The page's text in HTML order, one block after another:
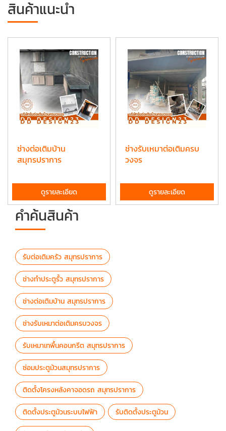
สินค้าแนะนำ
ช่างต่อเติมบ้าน
สมุทรปราการ
ดูรายละเอียด
ช่างรับเหมาต่อเติมครบ
วงจร
ดูรายละเอียด
คำค้นสินค้า
รับต่อเติมครัว สมุทรปราการ
ช่างทำประตูรั้ว สมุทรปราการ
ช่างต่อเติมบ้าน สมุทรปราการ
ช่างรับเหมาต่อเติมครบวงจร
รับเหมาเทพื้นคอนกรีต สมุทรปราการ
ซ่อมประตูม้วนสมุทรปราการ
ติดตั้งโครงหลังคาจอดรถ สมุทรปราการ
ติดตั้งประตูม้วนระบบไฟฟ้า รับติดตั้งประตูม้วน